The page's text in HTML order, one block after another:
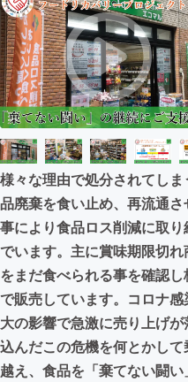
テクノロジー・ガ
映像・映画
ビジネス・起業
まちづくり・地域
CAMPFIRE for Social
CAMPFIREふるさと
様々な理由で処分されてしま
品廃棄を食い止め、再流通さ
事により食品ロス削減に取り
でいます。主に賞味期限切れ
をまだ食べられる事を確認し
で販売しています。コロナ感
大の影響で急激に売り上げが
込んだこの危機を何とかして
越え、食品を「棄てない闘い